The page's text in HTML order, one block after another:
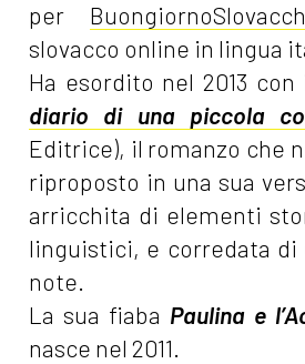
per
slovacco online in lingua
Ha esordito nel 2013 con
diario di una piccola
Editrice), il romanzo che
riproposto in una sua
arricchita di elementi
linguistici, e corredata di
note.
La sua fiaba Paulina e
nasce nel 2011.